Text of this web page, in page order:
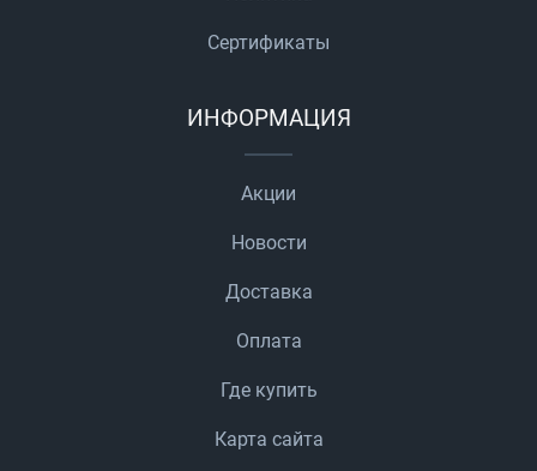
Сертификаты
ИНФОРМАЦИЯ
Акции
Новости
Доставка
Оплата
Где купить
Карта сайта